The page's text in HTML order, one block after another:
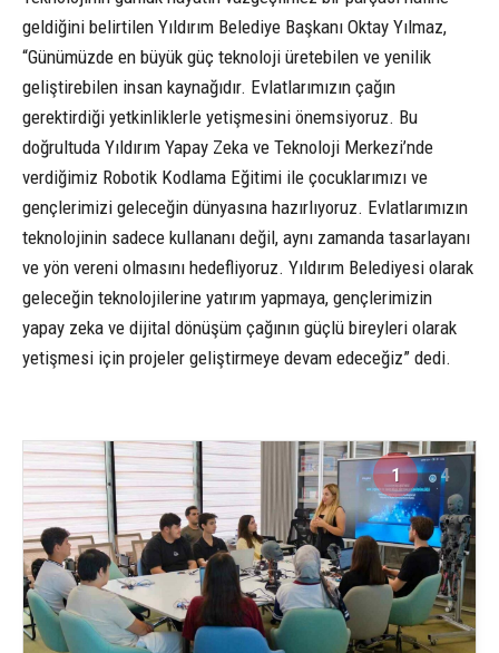
geldiğini belirtilen Yıldırım Belediye Başkanı Oktay Yılmaz,
“Günümüzde en büyük güç teknoloji üretebilen ve yenilik
geliştirebilen insan kaynağıdır. Evlatlarımızın çağın
gerektirdiği yetkinliklerle yetişmesini önemsiyoruz. Bu
doğrultuda Yıldırım Yapay Zeka ve Teknoloji Merkezi’nde
verdiğimiz Robotik Kodlama Eğitimi ile çocuklarımızı ve
gençlerimizi geleceğin dünyasına hazırlıyoruz. Evlatlarımızın
teknolojinin sadece kullananı değil, aynı zamanda tasarlayanı
ve yön vereni olmasını hedefliyoruz. Yıldırım Belediyesi olarak
geleceğin teknolojilerine yatırım yapmaya, gençlerimizin
yapay zeka ve dijital dönüşüm çağının güçlü bireyleri olarak
yetişmesi için projeler geliştirmeye devam edeceğiz” dedi.
1 4